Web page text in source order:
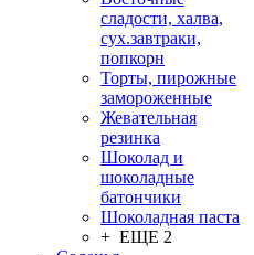
сладости, халва,
сух.завтраки,
попкорн
Торты, пирожные
замороженные
Жевательная
резинка
Шоколад и
шоколадные
батончики
Шоколадная паста
+ ЕЩЕ 2